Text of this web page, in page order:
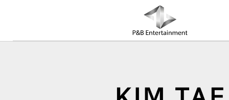
COMPANY